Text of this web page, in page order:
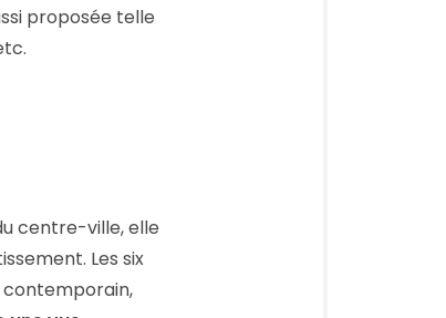
proposée telle
centre-ville, elle
Les six